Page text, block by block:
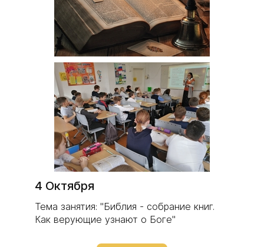
4 Октября
Тема занятия: "Библия - собрание книг.
Как верующие узнают о Боге"